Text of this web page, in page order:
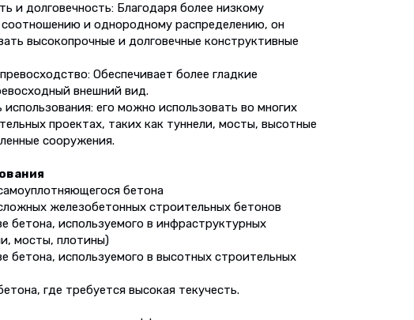
и долговечность: Благодаря более низкому
и однородному распределению, он
высокопрочные и долговечные конструктивные
Обеспечивает более гладкие
внешний вид.
его можно использовать во многих
проектах, таких как туннели, мосты, высотные
сооружения.
бетона
железобетонных строительных бетонов
бетона, используемого в инфраструктурных
мосты, плотины)
бетона, используемого в высотных строительных
где требуется высокая текучесть.